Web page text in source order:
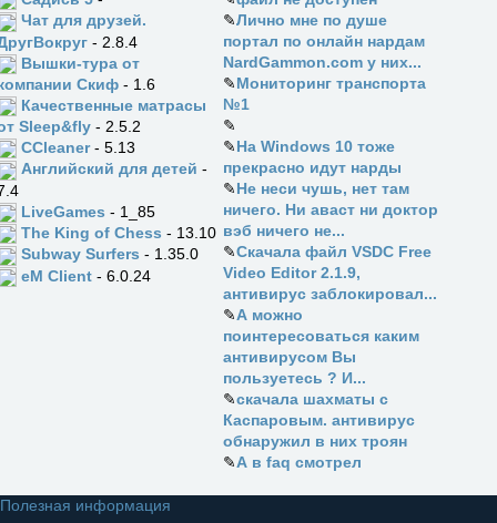
Чат для друзей.
- 2.8.4
Вышки-тура от
Скиф - 1.6
Качественные матрасы
Sleep&fly - 2.5.2
CCleaner- 5.13
Английский для детей -
LiveGames - 1_85
The King of Chess - 13.10
Subway Surfers - 1.35.0
eM Client - 6.0.24
✎Лично мне по душе
портал по онлайн нардам
NardGammon.com у них...
✎Мониторинг транспорта
№1
✎
✎На Windows 10 тоже
прекрасно идут нарды
✎Не неси чушь, нет там
ничего. Ни аваст ни доктор
вэб ничего не...
✎Скачала файл VSDC Free
Video Editor 2.1.9,
антивирус заблокировал...
✎А можно
поинтересоваться каким
антивирусом Вы
пользуетесь ? И...
✎скачала шахматы с
Каспаровым. антивирус
обнаружил в них троян
✎А в faq смотрел
Полезная информация